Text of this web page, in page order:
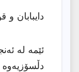
دایبابان و
ئێمە لە